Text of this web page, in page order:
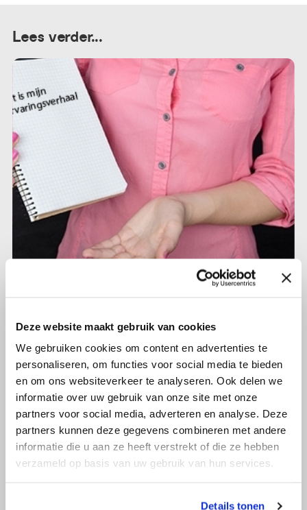
Deze website maakt gebruik van cookies
We gebruiken cookies om content en advertenties te
personaliseren, om functies voor social media te bieden
en om ons websiteverkeer te analyseren. Ook delen we
informatie over uw gebruik van onze site met onze
partners voor social media, adverteren en analyse. Deze
partners kunnen deze gegevens combineren met andere
informatie die u aan ze heeft verstrekt of die ze hebben
verzameld op basis van uw gebruik van hun services.
Details tonen
Lees verder...
13 mei jl.
Lees verder